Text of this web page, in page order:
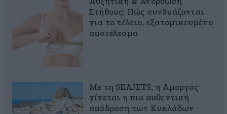
Αυξητική & Ανόρθωση
Στήθους: Πώς συνδυάζονται
για το τέλειο, εξατομικευμένο
αποτέλεσμα
Με τη SEAJETS, η Αμοργός
γίνεται η πιο αυθεντική
απόδραση των Κυκλάδων